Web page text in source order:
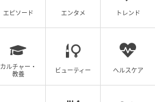
エピソード エンタメ トレンド
カルチャー・
教養
ビューティー ヘルスケア